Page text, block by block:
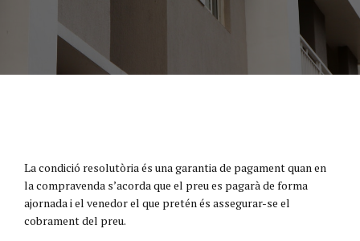
La condició resolutòria és una garantia de pagament quan en
la compravenda s’acorda que el preu es pagarà de forma
ajornada i el venedor el que pretén és assegurar-se el
cobrament del preu.